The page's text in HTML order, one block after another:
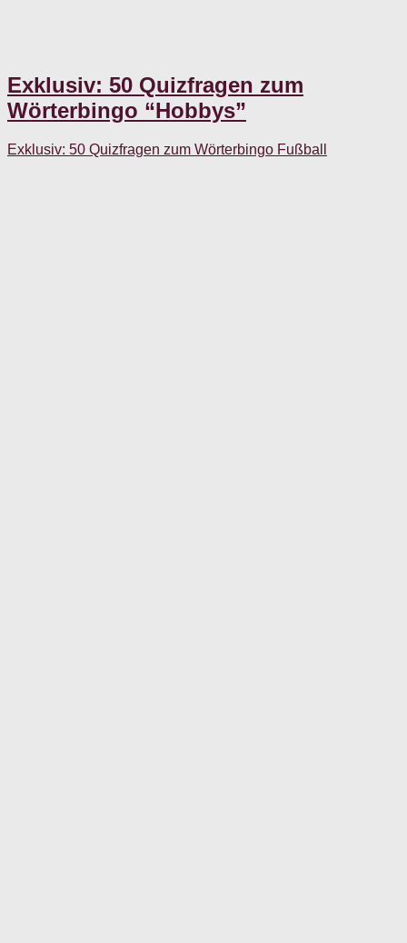
Exklusiv: 50 Quizfragen zum
Wörterbingo “Hobbys”
Exklusiv: 50 Quizfragen zum Wörterbingo Fußball